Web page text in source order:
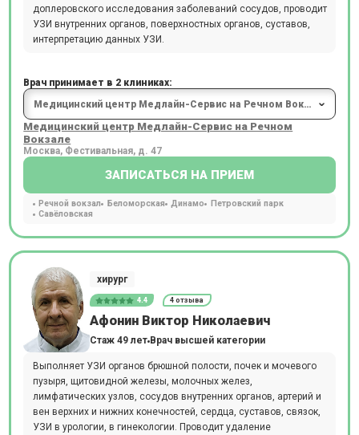
доплеровского исследования заболеваний сосудов, проводит
УЗИ внутренних органов, поверхностных органов, суставов,
интерпретацию данных УЗИ.
Врач принимает в 2 клиниках:
Медицинский центр Медлайн-Сервис на Речном
Вокзале
Москва, Фестивальная, д. 47
ЗАПИСАТЬСЯ НА ПРИЕМ
Речной вокзал Беломорская Динамо
Петровский парк
Савёловская
хирург
4.4 4 отзыва
Афонин Виктор Николаевич
Стаж 49 лет Врач высшей категории
Выполняет УЗИ органов брюшной полости, почек и мочевого
пузыря, щитовидной железы, молочных желез,
лимфатических узлов, сосудов внутренних органов, артерий и
вен верхних и нижних конечностей, сердца, суставов, связок,
УЗИ в урологии, в гинекологии. Проводит удаление